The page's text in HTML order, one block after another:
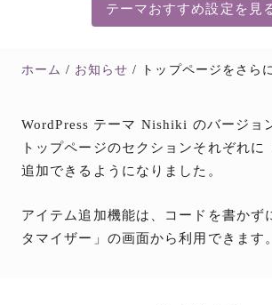
テーマおすすめ設定を見
ホーム お知らせ トップページをさらに実用的に、かっこよくしよう！様々なジャンルのウ
WordPress テーマ Nishiki のバージョ
トップページのセクションそれぞれに
追加できるようになりました。
アイテム追加機能は、コードを書かず
タマイザー」の画面から利用できます。